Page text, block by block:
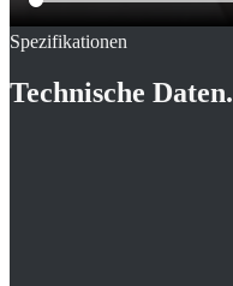
Spezifikationen
Technische Daten.